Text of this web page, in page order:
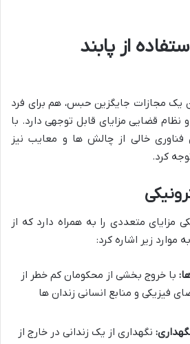
از پابند
یک مجازات جایگزین حبس، هم برای فرد
قضایی مزایای قابل توجهی دارد. با
فناوری خالی از چالش ها و معایب نیز
کرد.
مزایای متعددی را به همراه دارد که از
موارد زیر اشاره کرد:
با خروج بخشی از محکومان کم خطر از
فیزیکی و منابع انسانی زندان ها
نگهداری از یک زندانی در خارج از